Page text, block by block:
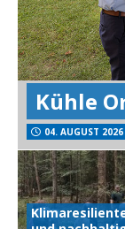
Kühle
04. AUGUST 2026